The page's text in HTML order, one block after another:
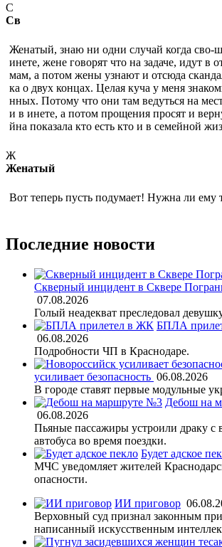
С
Св
Женатый, знаю ни одни случай когда сво-
инете, жене говорят что на задаче, идут в
мам, а потом жены узнают и отсюда
ка о двух концах. Целая куча у меня
нных. Потому что они там ведуться на
и в инете, а потом прощения просят и
йна показала кто есть кто и в семейной
Ж
Женатый
Вот теперь пусть подумает! Нужна ли ему
Последние новости
Скверный инцидент в Сквере
07.08.2026
Голый неадекват преследовал
БПЛА
06.08.2026
Подробности ЧП в Краснодаре.
усиливает безопасность 06.08.2026
В городе ставят первые модульные
Дебош на
06.08.2026
Пьяные пассажиры устроили драку с
автобуса во время поездки.
Будет адское
МЧС уведомляет жителей
опасности.
ИИ приговор
Верховный суд признал законным
написанный искусственным